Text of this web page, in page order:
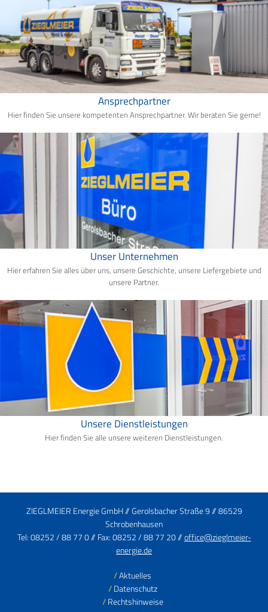
Ansprechpartner
Hier finden Sie unsere kompetenten Ansprechpartner. Wir beraten Sie gerne!
Unser Unternehmen
Hier erfahren Sie alles über uns, unsere Geschichte, unsere Liefergebiete und
unsere Partner.
Unsere Dienstleistungen
Hier finden Sie alle unsere weiteren Dienstleistungen.
ZIEGLMEIER Energie GmbH // Gerolsbacher Straße 9 // 86529
Schrobenhausen
Tel: 08252 / 88 77 0 // Fax: 08252 / 88 77 20 //office@zieglmeier-
energie.de
Aktuelles
Datenschutz
Rechtshinweise